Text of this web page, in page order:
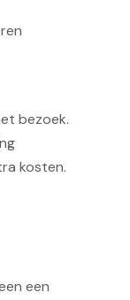
bezoek.
kosten.
een